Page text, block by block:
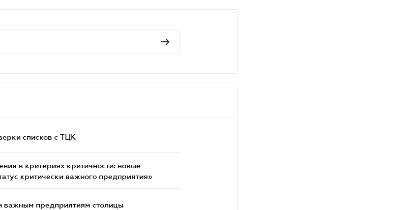
списков c ТЦК
в критериях критичности: новые
критически важного предприятия»
важным предприятиям столицы